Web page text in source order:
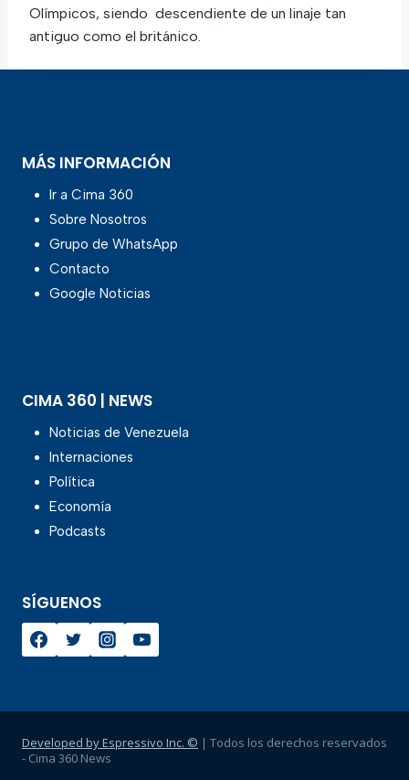
Olímpicos, siendo descendiente de un linaje tan
antiguo como el británico.
MÁS INFORMACIÓN
Ir a Cima 360
Sobre Nosotros
Grupo de WhatsApp
Contacto
Google Noticias
CIMA 360 | NEWS
Noticias de Venezuela
Internaciones
Política
Economía
Podcasts
SÍGUENOS
Developed by Espressivo Inc. © | Todos los derechos reservados
- Cima 360 News